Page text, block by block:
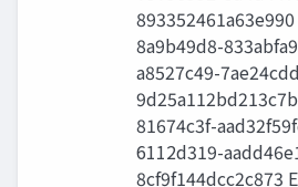
8a9b49d8-
a8527c49-
81674c3f-
6112d319-
8cf9f144dcc2c873